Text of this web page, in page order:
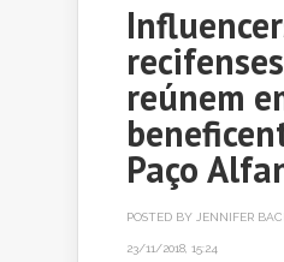
reúnem
Paço
POSTED BY JENNIFER
23/11/2018, 15:24